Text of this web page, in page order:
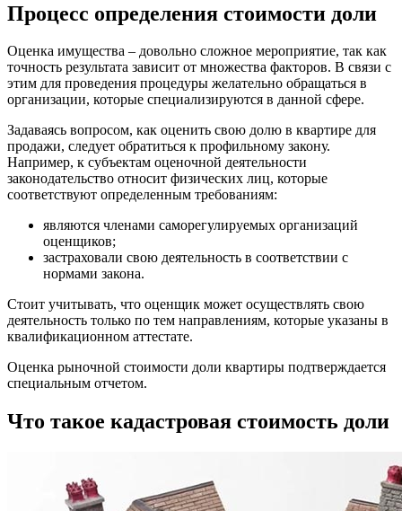
Процесс определения стоимости доли
Оценка имущества – довольно сложное мероприятие, так как
точность результата зависит от множества факторов. В связи с
этим для проведения процедуры желательно обращаться в
организации, которые специализируются в данной сфере.
Задаваясь вопросом, как оценить свою долю в квартире для
продажи, следует обратиться к профильному закону.
Например, к субъектам оценочной деятельности
законодательство относит физических лиц, которые
соответствуют определенным требованиям:
являются членами саморегулируемых организаций
оценщиков;
застраховали свою деятельность в соответствии с
нормами закона.
Стоит учитывать, что оценщик может осуществлять свою
деятельность только по тем направлениям, которые указаны в
квалификационном аттестате.
Оценка рыночной стоимости доли квартиры подтверждается
специальным отчетом.
Что такое кадастровая стоимость доли